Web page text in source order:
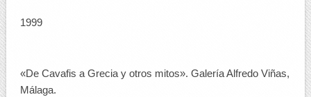
1999
«De Cavafis a Grecia y otros mitos». Galería Alfredo Viñas,
Málaga.